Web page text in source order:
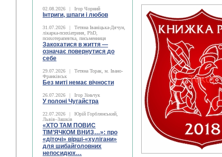
02.08.2026 | Ігор Чорний
Інтриги, шпаги і любов
31.07.2026 |
Тетяна Іваніцька-Дячун,
лікарка-психіатриня, PhD,
психотерапевтка, письменниця
Закохатися в життя —
означає повернутися до
себе
29.07.2026 |
Тетяна Торак, м. Івано-
Франківськ
Без миті немає вічности
26.07.2026 | Ігор Зіньчук
У полоні Чугайстра
22.07.2026 |
Юрій Горблянський,
Львів–Зашків
«ХТО ТАМ ПОВИС
ТІМ’ЯЧКОМ ВНИЗ…»: про
«діточі» вірші-«хулігани»
для шибайголовних
непосидюх…